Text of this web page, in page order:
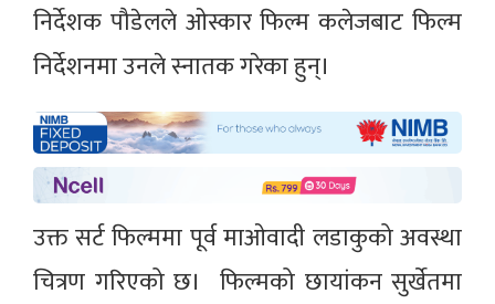
निर्देशक पौडेलले ओस्कार फिल्म कलेजबाट फिल्म
निर्देशनमा उनले स्नातक गरेका हुन्।
उक्त सर्ट फिल्ममा पूर्व माओवादी लडाकुको अवस्था
चित्रण गरिएको छ। फिल्मको छायांकन सुर्खेतमा